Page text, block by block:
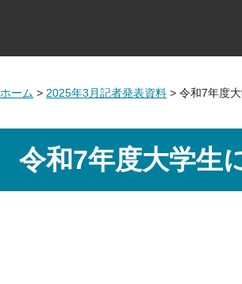
ホーム > 2025年3月記者発表資料 > 令和7年度
令和7年度大学生